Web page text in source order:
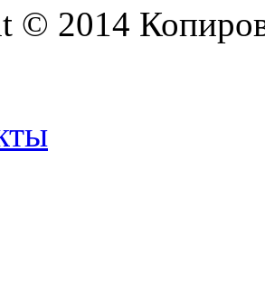
© 2014